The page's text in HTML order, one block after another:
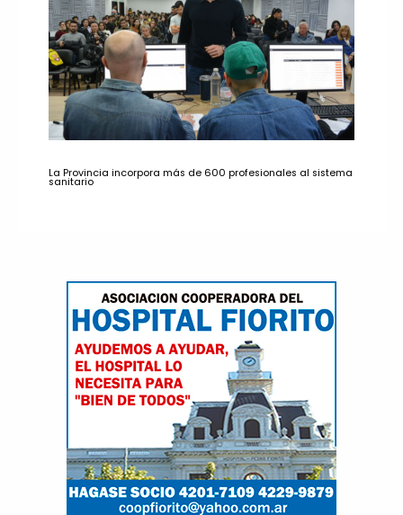
La Provincia incorpora más de 600 profesionales al sistema
sanitario